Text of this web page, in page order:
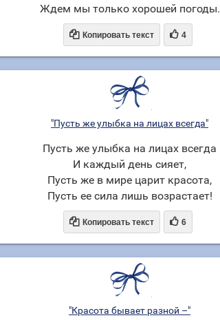
Ждем мы только хорошей погоды.
 Копировать текст  4
"Пусть же улыбка на лицах всегда"
Пусть же улыбка на лицах всегда
И каждый день сияет,
Пусть же в мире царит красота,
Пусть ее сила лишь возрастает!
 Копировать текст  6
"Красота бывает разной –"